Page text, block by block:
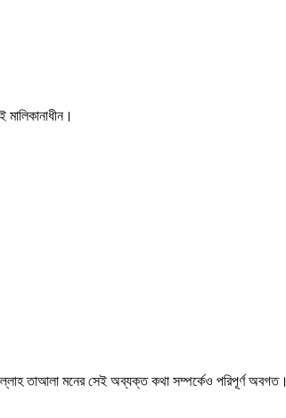
তাআলা মনের সেই অব্যক্ত কথা সম্পর্কেও পরিপূর্ণ অবগত।